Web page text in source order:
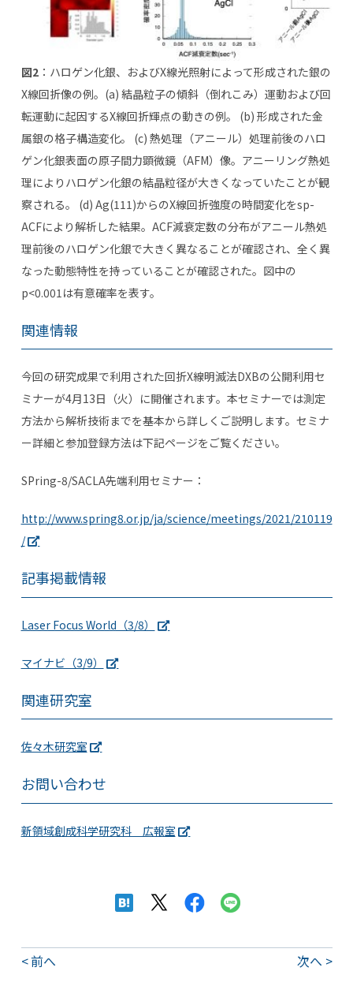
図2：ハロゲン化銀、およびX線光照射によって形成された銀の
X線回折像の例。(a) 結晶粒子の傾斜（倒れこみ）運動および回
転運動に起因するX線回折輝点の動きの例。 (b) 形成された金
属銀の格子構造変化。 (c) 熱処理（アニール）処理前後のハロ
ゲン化銀表面の原子間力顕微鏡（AFM）像。アニーリング熱処
理によりハロゲン化銀の結晶粒径が大きくなっていたことが観
察される。 (d) Ag(111)からのX線回折強度の時間変化をsp-
ACFにより解析した結果。ACF減衰定数の分布がアニール熱処
理前後のハロゲン化銀で大きく異なることが確認され、全く異
なった動態特性を持っていることが確認された。図中の
p<0.001は有意確率を表す。
関連情報
今回の研究成果で利用された回折X線明滅法DXBの公開利用セ
ミナーが4月13日（火）に開催されます。本セミナーでは測定
方法から解析技術までを基本から詳しくご説明します。セミナ
ー詳細と参加登録方法は下記ページをご覧ください。
SPring-8/SACLA先端利用セミナー：
http://www.spring8.or.jp/ja/science/meetings/2021/210119
/
記事掲載情報
Laser Focus World（3/8）
マイナビ（3/9）
関連研究室
佐々木研究室
お問い合わせ
新領域創成科学研究科 広報室
前へ 次へ